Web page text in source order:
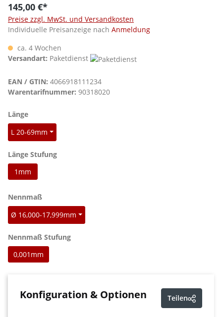
145,00 €*
Preise zzgl. MwSt. und Versandkosten
Individuelle Preisanzeige nach Anmeldung
ca. 4 Wochen
Versandart: Paketdienst
EAN / GTIN: 4066918111234
Warentarifnummer: 90318020
Längeauswählen
L 20-69mm
Länge Stufungauswählen
1mm
Nennmaßauswählen
Ø 16,000-17,999mm
Nennmaß Stufungauswählen
0,001mm
Konfiguration & Optionen Teilen